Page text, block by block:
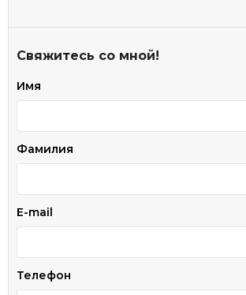
Свяжитесь со мной!
Имя
Фамилия
E-mail
Телефон